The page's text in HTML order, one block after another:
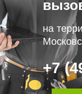
на
+7